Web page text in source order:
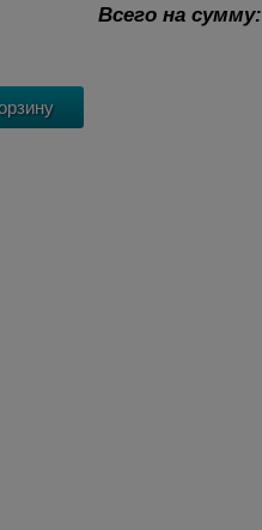
Всего на сумму: